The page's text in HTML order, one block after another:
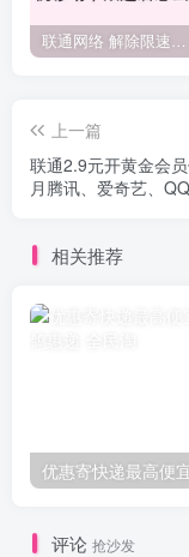
联通网络 解除限速方法参考！畅享、畅玩、老白干等及其它地区自测了
上一篇
联通2.9元开黄金会
月腾讯、爱奇艺、
相关推荐
评论 抢沙发